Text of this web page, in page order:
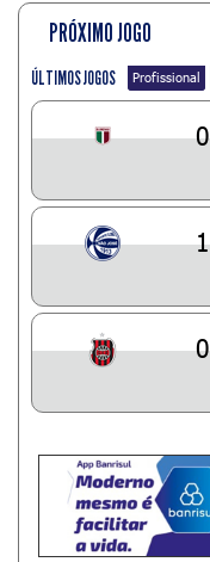
PRÓXIMO JOGO
ÚLTIMOS JOGOS Profissional
0
1
0